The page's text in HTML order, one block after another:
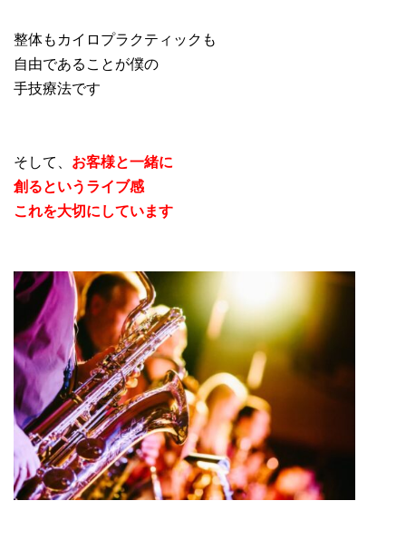
整体もカイロプラクティックも
自由であることが僕の
手技療法です
そして、 お客様と一緒に
創るというライブ感
これを大切にしています